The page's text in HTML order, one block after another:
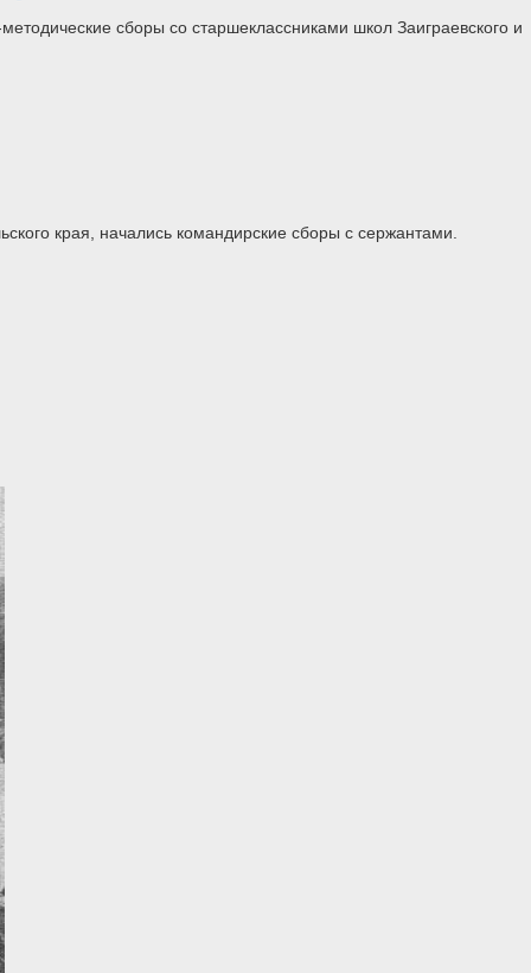
сборы со старшеклассниками школ Заиграевского и
края, начались командирские сборы с сержантами.